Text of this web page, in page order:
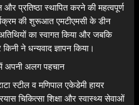
प्रतिष्ठा स्थापित करने की महत्वपूर्ण
की शुरूआत एमटीएमसी के डीन
का स्वागत किया और जबकि
किनी ने धन्यवाद ज्ञापन किया।
अपनी अलग पहचान
स्टील व मणिपाल एकेडेमी हायर
चिकित्सा शिक्षा और स्वास्थ्य सेवाओं